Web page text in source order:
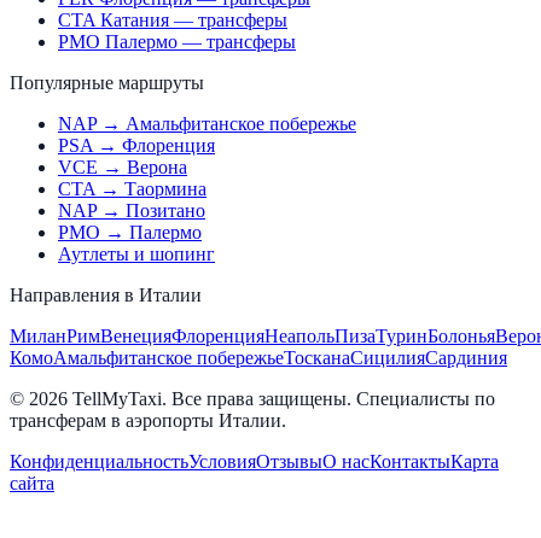
CTA Катания — трансферы
PMO Палермо — трансферы
Популярные маршруты
NAP → Амальфитанское побережье
PSA → Флоренция
VCE → Верона
CTA → Таормина
NAP → Позитано
PMO → Палермо
Аутлеты и шопинг
Направления в Италии
МиланРимВенецияФлоренцияНеапольПизаТуринБолонья
КомоАмальфитанское побережьеТосканаСицилияСардиния
© 2026 TellMyTaxi. Все права защищены. Специалисты по
трансферам в аэропорты Италии.
КонфиденциальностьУсловияОтзывыО насКонтактыКарта
сайта